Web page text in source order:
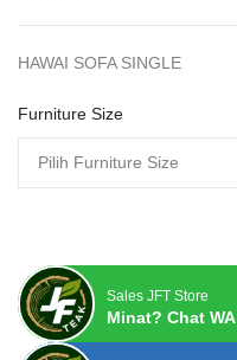
HAWAI SOFA SINGLE
Furniture Size
Sales JFT Store
Minat? Chat WA